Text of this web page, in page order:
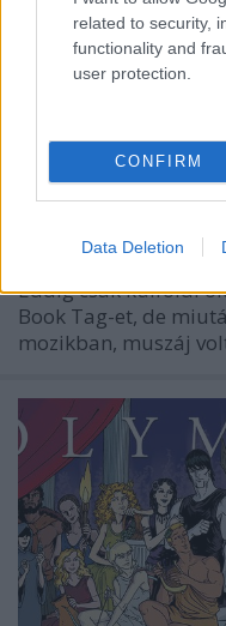
related to security,
functionality and
user protection.
CONFIRM
Data Deletion
Eddig csak külföldi
Book Tag-et, de
mozikban, muszáj